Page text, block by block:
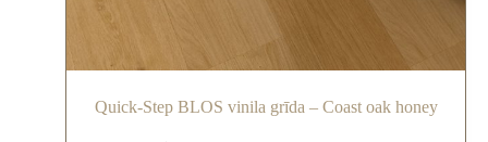
Quick-Step BLOS vinila grīda – Coast oak honey